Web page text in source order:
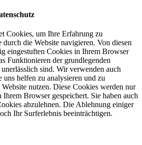
Cookies, um Ihre Erfahrung zu
durch die Website navigieren. Von diesen
eingestuften Cookies in Ihrem Browser
Funktionieren der grundlegenden
sind. Wir verwenden auch
helfen zu analysieren und zu
nutzen. Diese Cookies werden nur
Browser gespeichert. Sie haben auch
abzulehnen. Die Ablehnung einiger
Ihr Surferlebnis beeinträchtigen.